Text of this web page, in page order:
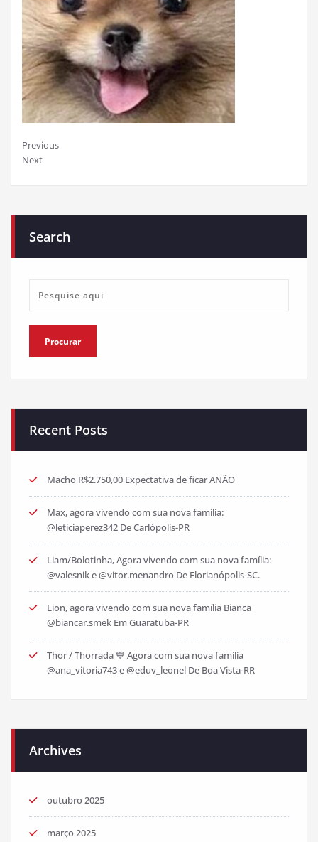
Previous
Next
Search
Recent Posts
Macho R$2.750,00 Expectativa de ficar ANÃO
Max, agora vivendo com sua nova família:
@leticiaperez342 De Carlópolis-PR
Liam/Bolotinha, Agora vivendo com sua nova família:
@valesnik e @vitor.menandro De Florianópolis-SC.
Lion, agora vivendo com sua nova família Bianca
@biancar.smek Em Guaratuba-PR
Thor / Thorrada 💙 Agora com sua nova família
@ana_vitoria743 e @eduv_leonel De Boa Vista-RR
Archives
outubro 2025
março 2025